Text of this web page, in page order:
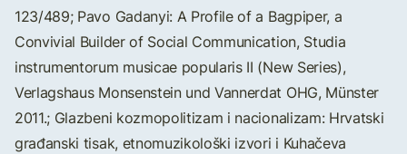
123/489; Pavo Gadanyi: A Profile of a Bagpiper, a
Convivial Builder of Social Communication, Studia
instrumentorum musicae popularis II (New Series),
Verlagshaus Monsenstein und Vannerdat OHG, Münster
2011.; Glazbeni kozmopolitizam i nacionalizam: Hrvatski
građanski tisak, etnomuzikološki izvori i Kuhačeva